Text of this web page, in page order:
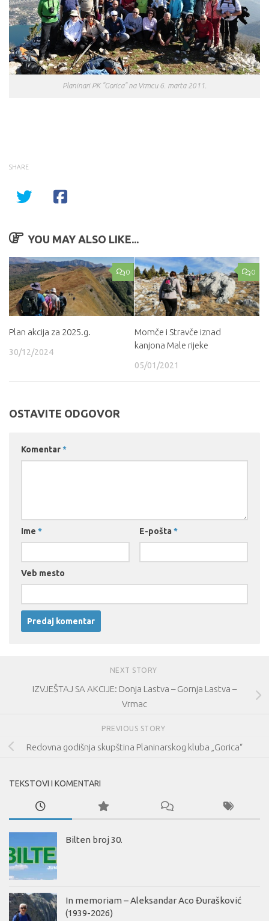
Planinari PK "Gorica" na Vrmcu 6. marta 2011.
SHARE
YOU MAY ALSO LIKE...
0
Plan akcija za 2025.g.
30/12/2024
0
Momče i Stravče iznad
kanjona Male rijeke
05/01/2021
OSTAVITE ODGOVOR
Komentar*
Ime * E-pošta *
Veb mesto
NEXT STORY
IZVJEŠTAJ SA AKCIJE: Donja Lastva – Gornja Lastva –
Vrmac
PREVIOUS STORY
Redovna godišnja skupština Planinarskog kluba „Gorica“
TEKSTOVI I KOMENTARI
Bilten broj 30.
In memoriam – Aleksandar Aco Đurašković
(1939-2026)